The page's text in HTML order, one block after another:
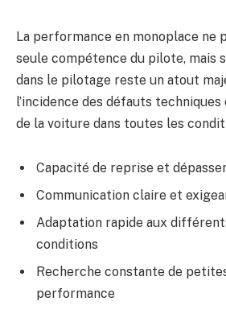
La performance en monoplace ne
seule compétence du pilote, mais
dans le pilotage reste un atout
l’incidence des défauts
de la voiture dans toutes les
Capacité de reprise et
Communication claire et
Adaptation rapide aux
conditions
Recherche constante de
performance